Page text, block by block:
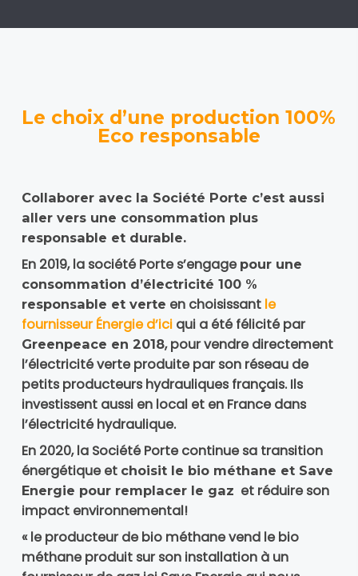
Le choix d’une production 100%
Eco responsable
Collaborer avec la Société Porte c’est aussi
aller vers une consommation plus
responsable et durable.
En 2019, la société Porte s’engage pour une
consommation d’électricité 100 %
responsable et verte en choisissant le
fournisseur Énergie d’iciqui a été félicité par
Greenpeace en 2018, pour vendre directement
l’électricité verte produite par son réseau de
petits producteurs hydrauliques français. Ils
investissent aussi en local et en France dans
l’électricité hydraulique.
En 2020, la Société Porte continue sa transition
énergétique et choisit le bio méthane et Save
Energie pour remplacer le gaz et réduire son
impact environnemental!
« le producteur de bio méthane vend le bio
méthane produit sur son installation à un